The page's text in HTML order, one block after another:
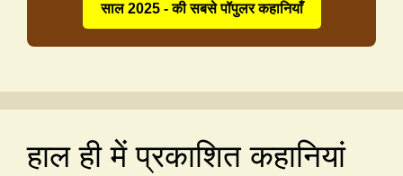
साल 2025 - की सबसे पॉपुलर कहानियाँ
हाल ही में प्रकाशित कहानियां